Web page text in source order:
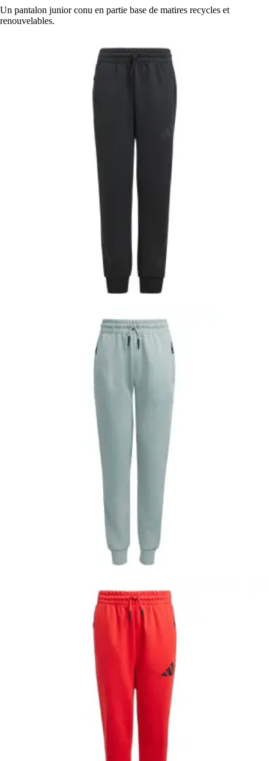
Un pantalon junior conu en partie base de matires recycles et
renouvelables.